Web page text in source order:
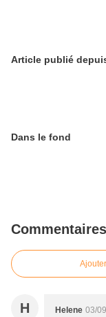
Dans le fond
Commentaires
H Helene 03/